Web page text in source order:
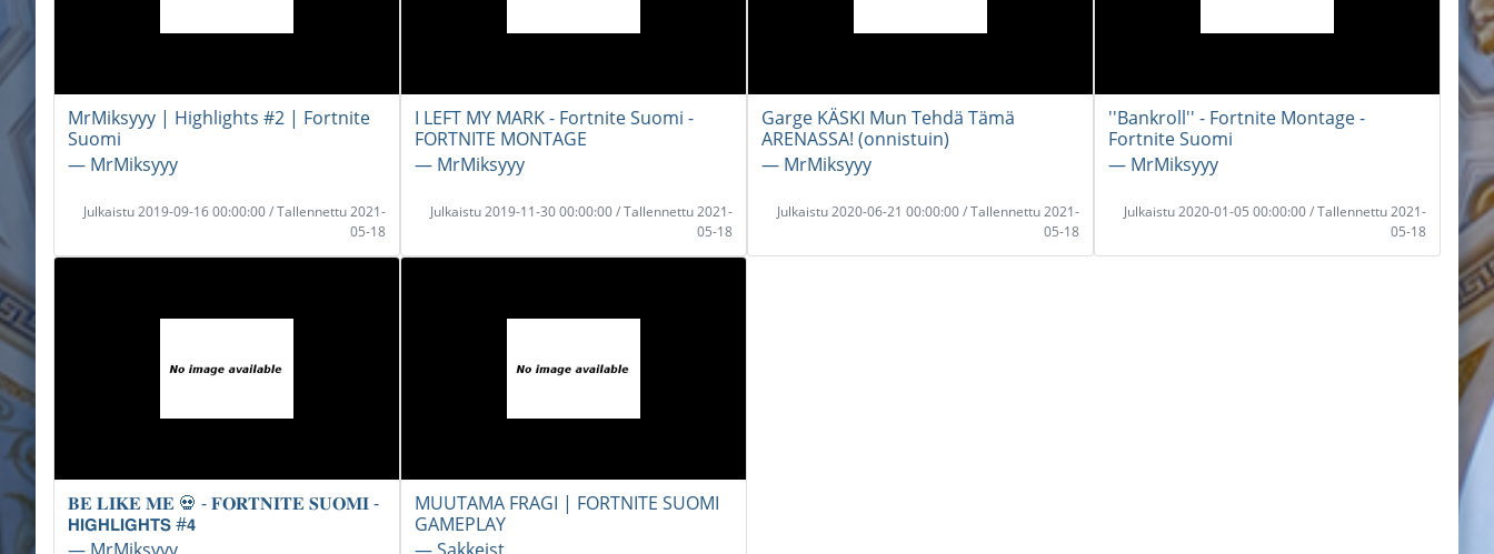
MrMiksyyy | Highlights #2 | Fortnite
Suomi
― MrMiksyyy
Julkaistu 2019-09-16 00:00:00 / Tallennettu 2021-
05-18
I LEFT MY MARK - Fortnite Suomi -
FORTNITE MONTAGE
― MrMiksyyy
Julkaistu 2019-11-30 00:00:00 / Tallennettu 2021-
05-18
Garge KÄSKI Mun Tehdä Tämä
ARENASSA! (onnistuin)
― MrMiksyyy
Julkaistu 2020-06-21 00:00:00 / Tallennettu 2021-
05-18
''Bankroll'' - Fortnite Montage -
Fortnite Suomi
― MrMiksyyy
Julkaistu 2020-01-05 00:00:00 / Tallennettu 2021-
05-18
𝐁𝐄 𝐋𝐈𝐊𝐄 𝐌𝐄 💀 - 𝐅𝐎𝐑𝐓𝐍𝐈𝐓𝐄 𝐒𝐔𝐎𝐌𝐈 -
𝗛𝗜𝗚𝗛𝗟𝗜𝗚𝗛𝗧𝗦 #𝟰
MUUTAMA FRAGI | FORTNITE SUOMI
GAMEPLAY